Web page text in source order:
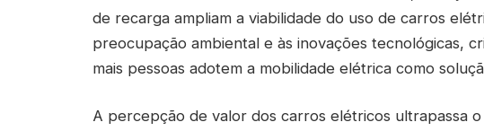
de recarga ampliam a viabilidade do uso de carros
preocupação ambiental e às inovações tecnológicas,
mais pessoas adotem a mobilidade elétrica como
A percepção de valor dos carros elétricos ultrapassa